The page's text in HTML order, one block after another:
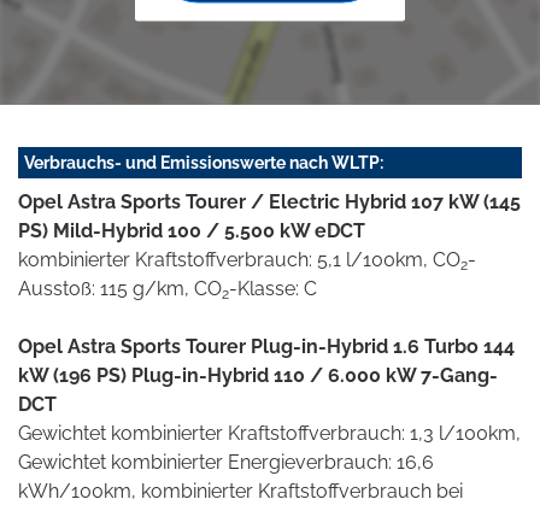
Verbrauchs- und Emissionswerte nach WLTP:
Opel Astra Sports Tourer / Electric Hybrid 107 kW (145
PS) Mild-Hybrid 100 / 5.500 kW eDCT
kombinierter Kraftstoffverbrauch: 5,1 l/100km, CO2-
Ausstoß: 115 g/km, CO2-Klasse: C
Opel Astra Sports Tourer Plug-in-Hybrid 1.6 Turbo 144
kW (196 PS) Plug-in-Hybrid 110 / 6.000 kW 7-Gang-
DCT
Gewichtet kombinierter Kraftstoffverbrauch: 1,3 l/100km,
Gewichtet kombinierter Energieverbrauch: 16,6
kWh/100km, kombinierter Kraftstoffverbrauch bei